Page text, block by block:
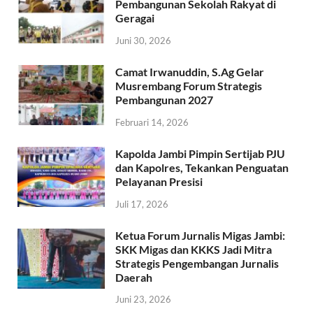
Pembangunan Sekolah Rakyat di
Geragai
Juni 30, 2026
Camat Irwanuddin, S.Ag Gelar
Musrembang Forum Strategis
Pembangunan 2027
Februari 14, 2026
Kapolda Jambi Pimpin Sertijab PJU
dan Kapolres, Tekankan Penguatan
Pelayanan Presisi
Juli 17, 2026
Ketua Forum Jurnalis Migas Jambi:
SKK Migas dan KKKS Jadi Mitra
Strategis Pengembangan Jurnalis
Daerah
Juni 23, 2026